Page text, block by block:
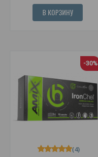
В КОРЗИНУ
-30%
(4)